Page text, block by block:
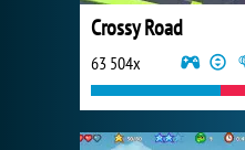
Crossy Road
63 504x